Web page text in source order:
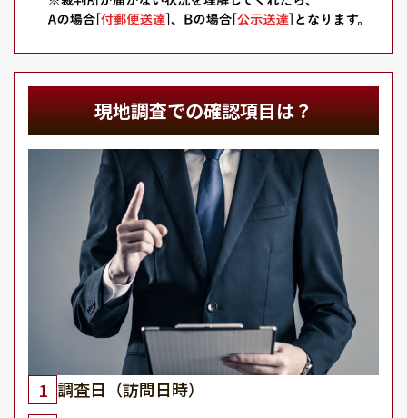
現地調査での確認項目は？
1 調査日（訪問日時）